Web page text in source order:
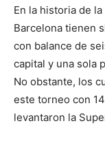
En la historia de
Barcelona tienen
con balance de
capital y una sola
No obstante, los
este torneo con
levantaron la